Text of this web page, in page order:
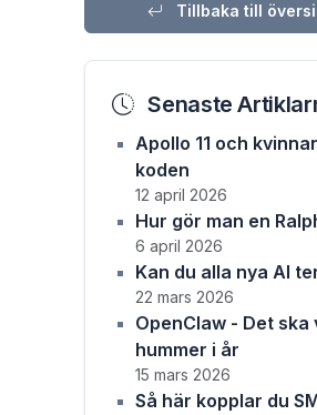
Tillbaka till
Senaste
Apollo 11 och
koden
12 april 2026
Hur gör man en
6 april 2026
Kan du alla nya AI
22 mars 2026
OpenClaw - Det ska
hummer i år
15 mars 2026
Så här kopplar du